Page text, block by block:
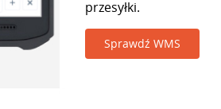
przesyłki.
Sprawdź WMS